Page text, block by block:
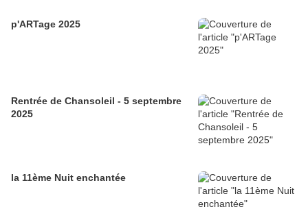
p'ARTage 2025
Rentrée de Chansoleil - 5 septembre
2025
la 11ème Nuit enchantée